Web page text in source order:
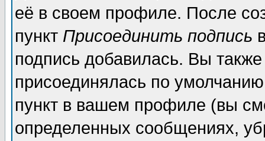
её в своем профиле. После
пункт Присоединить подпись
подпись добавилась. Вы
присоединялась по
пункт в вашем профиле (вы
определенных сообщениях,